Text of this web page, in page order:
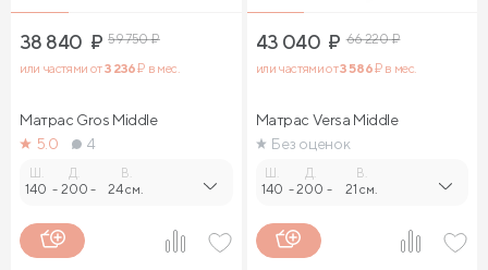
38 840 ₽ 59 750₽
или частями от3 236₽ в мес.
Матрас Gros Middle
5.0
4
140 -
Д.
200 -
В.
24 см.
43 040 ₽ 66 220₽
или частями от3 586₽ в мес.
Матрас Versa Middle
Без оценок
140 -
Д.
200 -
В.
21 см.